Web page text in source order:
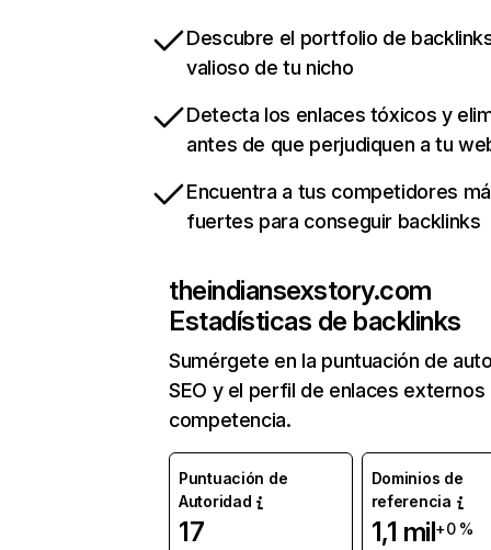
Descubre el portfolio de
valioso de tu nicho
Detecta los enlaces tóxicos y
antes de que perjudiquen a tu
Encuentra a tus competidores
fuertes para conseguir backlinks
theindiansexstory.com
Estadísticas de backlinks
Sumérgete en la puntuación de
SEO y el perfil de enlaces externos
competencia.
Puntuación de
Autoridad
17
Dominios de
referencia
1,1 mil+0 %